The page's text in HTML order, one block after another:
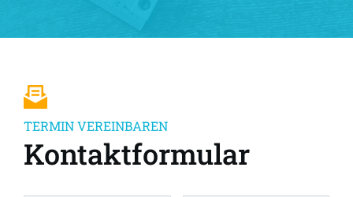
TERMIN VEREINBAREN
Kontaktformular